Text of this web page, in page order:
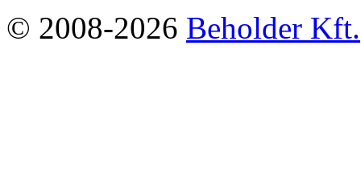
© 2008-2026 Beholder Kft.